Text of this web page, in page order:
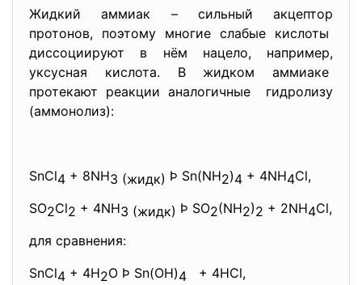
Жидкий аммиак – сильный акцептор
протонов, поэтому многие слабые кислоты
диссоциируют в нём нацело, например,
уксусная кислота. В жидком аммиаке
протекают реакции аналогичные гидролизу
(аммонолиз):
SnCl4 + 8NH3 (жидк) Þ Sn(NH2)4 + 4NH4Cl,
SO2Cl2 + 4NH3 (жидк) Þ SO2(NH2)2 + 2NH4Cl,
для сравнения:
SnCl4 + 4H2O Þ Sn(OH)4 + 4HCl,